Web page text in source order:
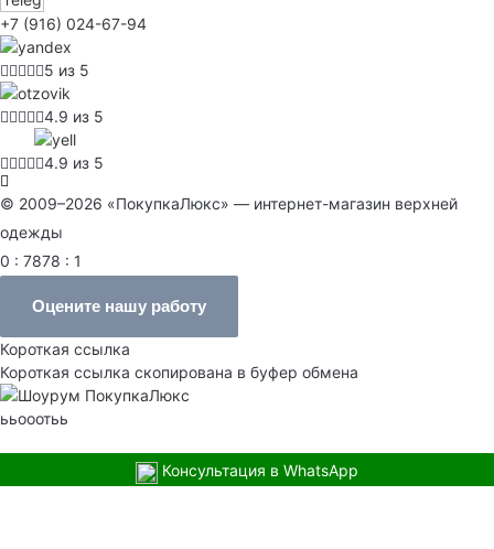
+7 (916) 024-67-94
5 из 5
4.9 из 5
4.9 из 5
© 2009–2026 «ПокупкаЛюкс» — интернет-магазин верхней
одежды
0 : 7878 : 1
Оцените нашу работу
Короткая ссылка
Короткая ссылка скопирована в буфер обмена
ььооотьь
Консультация в WhatsApp